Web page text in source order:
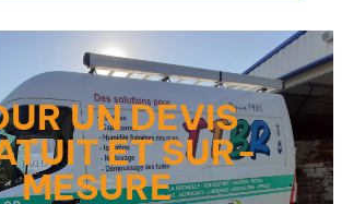
UN DEVIS
ET SUR-
MESURE